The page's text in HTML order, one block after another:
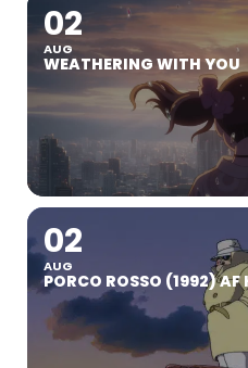
02
AUG
WEATHERING WITH YOU
02
AUG
PORCO ROSSO (1992)